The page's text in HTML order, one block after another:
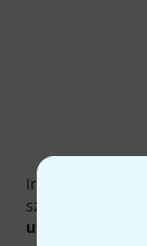
Iratkozz fel a
szerencsével
utalvány